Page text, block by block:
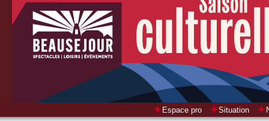
Espace pro Situation